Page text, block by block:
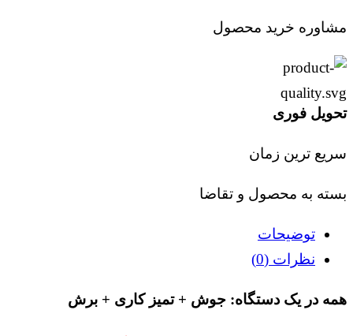
مشاوره خرید محصول
تحویل فوری
سریع ترین زمان
بسته به محصول و تقاضا
توضیحات
نظرات (0)
همه در یک دستگاه: جوش + تمیز کاری + برش